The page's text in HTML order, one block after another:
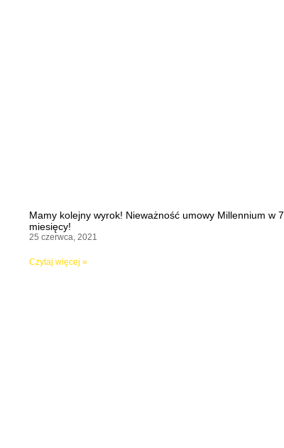
Mamy kolejny wyrok! Nieważność umowy Millennium w 7
miesięcy!
25 czerwca, 2021
Czytaj więcej »